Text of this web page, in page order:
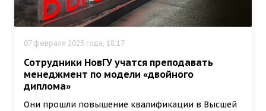
07 февраля 2023 года, 18:17
Сотрудники НовГУ учатся преподавать
менеджмент по модели «двойного
диплома»
Они прошли повышение квалификации в Высшей